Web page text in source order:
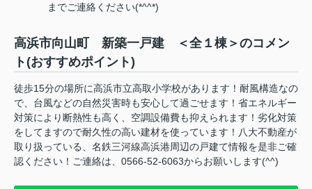
までご連絡ください(*^^*)
高浜市向山町 新築一戸建 ＜全１棟＞のコメン
ト(おすすめポイント)
徒歩15分の場所に高浜市立高取小学校があります！耐風構造なの
で、台風などの自然災害時も安心して過ごせます！省エネルギー
対策により断熱性も高く、空調設備費も抑えられます！劣化対策
をしてますので耐久性の高い建材を使っています！八大不動産が
取り扱っている、名鉄三河線高浜港周辺の戸建て情報を是非ご確
認ください！ご連絡は、0566-52-6063からお願いします(^^)